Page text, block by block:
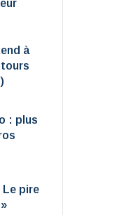
à
: plus
Le pire